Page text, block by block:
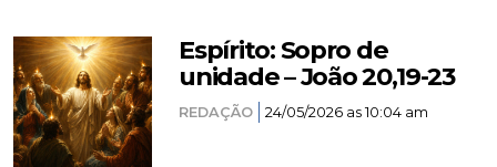
Espírito: Sopro de
unidade – João 20,19-23
REDAÇÃO 24/05/2026 as 10:04 am